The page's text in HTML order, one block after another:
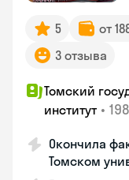
5 от
3 отзыва
Томский
институт •
Окончила
Томском